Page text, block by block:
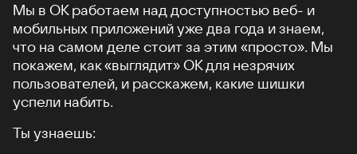
Мы в ОК работаем над доступностью веб- и
мобильных приложений уже два года и знаем,
что на самом деле стоит за этим «просто». Мы
покажем, как «выглядит» ОК для незрячих
пользователей, и расскажем, какие шишки
успели набить.
Ты узнаешь: